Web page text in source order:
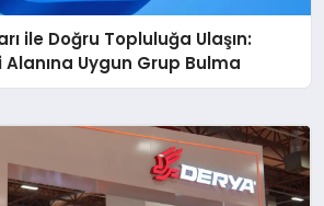
ile Doğru Topluluğa Ulaşın:
Uygun Grup Bulma